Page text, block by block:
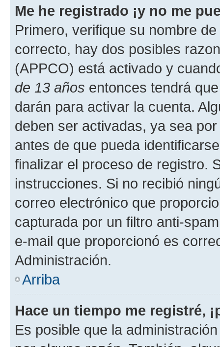
Me he registrado ¡y no me
Primero, verifique su nombre
correcto, hay dos posibles
(APPCO) está activado y
de 13 años entonces tendrá
darán para activar la cuenta.
deben ser activadas, ya sea
antes de que pueda
finalizar el proceso de registro.
instrucciones. Si no recibió
correo electrónico que
capturada por un filtro anti-
e-mail que proporcionó es
Administración.
Arriba
Hace un tiempo me registré,
Es posible que la